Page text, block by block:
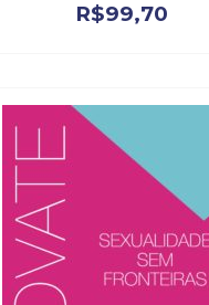
R$99,70